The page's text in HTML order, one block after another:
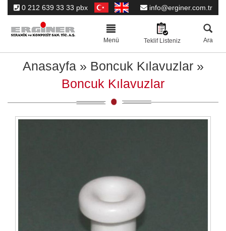
0 212 639 33 33 pbx info@erginer.com.tr
Toggle
navigation
Menü Teklif Listeniz Ara
Anasayfa» Boncuk Kılavuzlar»
Boncuk Kılavuzlar